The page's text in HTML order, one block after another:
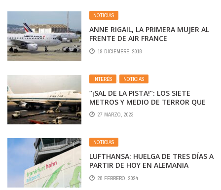
NOTICIAS
ANNE RIGAIL, LA PRIMERA MUJER AL
FRENTE DE AIR FRANCE
19 DICIEMBRE, 2018
INTERÉS NOTICIAS
“¡SAL DE LA PISTA!”: LOS SIETE
METROS Y MEDIO DE TERROR QUE
PROVOCARON LA PEOR TRAGEDIA
AÉREA DE LA HISTORIA
27 MARZO, 2023
NOTICIAS
LUFTHANSA: HUELGA DE TRES DÍAS A
PARTIR DE HOY EN ALEMANIA
28 FEBRERO, 2024